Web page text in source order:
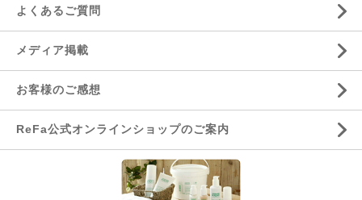
よくあるご質問
メディア掲載
お客様のご感想
ReFa公式オンラインショップのご案内